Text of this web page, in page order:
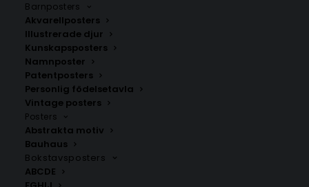
Barnposters
Akvarellposters
Illustrerade djur
Kunskapsposters
Namnposter
Patentposters
Personlig födelsetavla
Vintage posters
Posters
Abstrakta motiv
Bauhaus
Bokstavsposters
ABCDE
LÄGG TILL I VARUKORG
En modern och inspirerande typografiposter med
retrovågigt mönster i beige och ljusblått. Perfekt för
att påminna om tålamod och positiv utveckling.
Grafiska motiv,Textposters